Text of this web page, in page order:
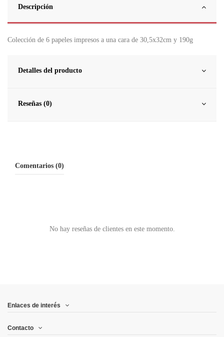
Descripción
Colección de 6 papeles impresos a una cara de 30,5x32cm y 190g
Detalles del producto
Reseñas (0)
Comentarios (0)
No hay reseñas de clientes en este momento.
Enlaces de interés
Contacto